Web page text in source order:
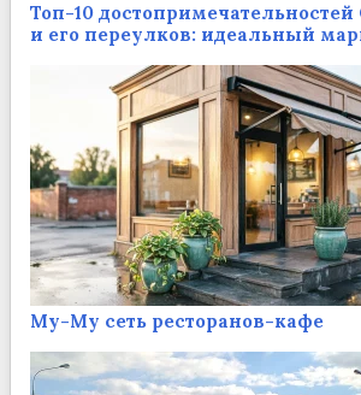
Топ-10 достопримечательностей
и его переулков: идеальный
Му-Му сеть ресторанов-кафе